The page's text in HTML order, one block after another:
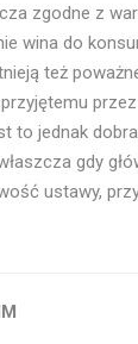
zgodne z
wina do
też
to jednak
gdy
ustawy,